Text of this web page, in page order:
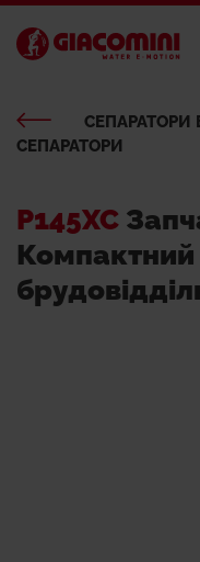
СЕПАРАТОРИ
СЕПАРАТОРИ
P145XC
Компактний